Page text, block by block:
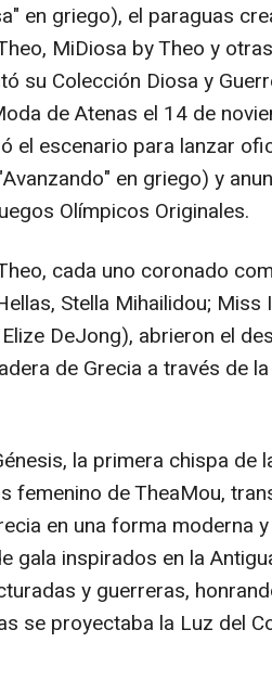
en griego), el paraguas
MiDiosa by Theo y
su Colección Diosa y
de Atenas el 14 de
el escenario para lanzar
en griego) y
Olímpicos Originales.
cada uno coronado
Stella Mihailidou; Miss
DeJong), abrieron el
de Grecia a través de
la primera chispa de
femenino de TheaMou,
en una forma moderna
gala inspirados en la
y guerreras,
se proyectaba la Luz del